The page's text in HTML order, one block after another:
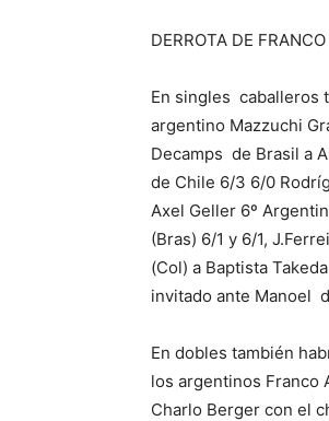
DERROTA DE
En singles caballeros
argentino Mazzuchi
Decamps de Brasil a
de Chile 6/3 6/0
Axel Geller 6º
(Bras) 6/1 y 6/1,
(Col) a Baptista
invitado ante Manoel
En dobles también
los argentinos Franco
Charlo Berger con el